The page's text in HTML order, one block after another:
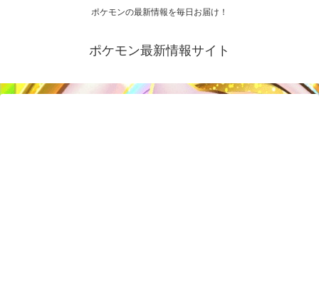
ポケモンの最新情報を毎日お届け！
ポケモン最新情報サイト